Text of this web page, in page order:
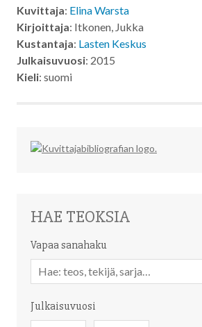
Kuvittaja: Elina Warsta
Kirjoittaja: Itkonen, Jukka
Kustantaja: Lasten Keskus
Julkaisuvuosi: 2015
Kieli: suomi
HAE TEOKSIA
Vapaa sanahaku
sanahaku
Julkaisuvuosi